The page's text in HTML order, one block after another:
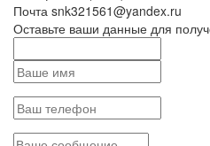
Почта snk321561@yandex.ru
Оставьте ваши данные для